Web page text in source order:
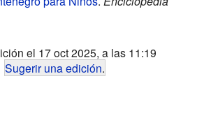
el 17 oct 2025, a las 11:19
Sugerir una edición.